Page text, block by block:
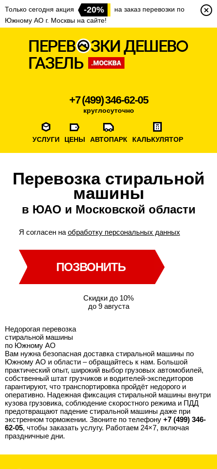
Только сегодня акция -20%
на заказ перевозки по
Южному АО г. Москвы на сайте!
+7 (499) 346-62-05
круглосуточно
УСЛУГИ ЦЕНЫ АВТОПАРК КАЛЬКУЛЯТОР
Перевозка стиральной
машины
в ЮАО и Московской области
Я согласен на обработку персональных данных
ПОЗВОНИТЬ
Скидки до 10%
до 9 августа
Недорогая перевозка
стиральной машины
по Южному АО
Вам нужна безопасная доставка стиральной машины по
Южному АО и области – обращайтесь к нам. Большой
практический опыт, широкий выбор грузовых автомобилей,
собственный штат грузчиков и водителей-экспедиторов
гарантируют, что транспортировка пройдёт недорого и
оперативно. Надежная фиксация стиральной машины внутри
кузова грузовика, соблюдение скоростного режима и ПДД
предотвращают падение стиральной машины даже при
экстренном торможении. Звоните по телефону +7 (499) 346-
62-05, чтобы заказать услугу. Работаем 24×7, включая
праздничные дни.